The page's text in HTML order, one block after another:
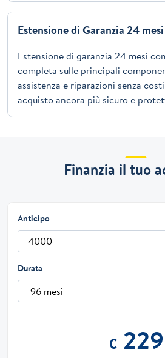
Estensione di Garanzia 24 mesi
Estensione di garanzia 24 mesi
completa sulle principali
assistenza e riparazioni senza
acquisto ancora più sicuro e
Finanzia il tuo
Anticipo
Durata
€229